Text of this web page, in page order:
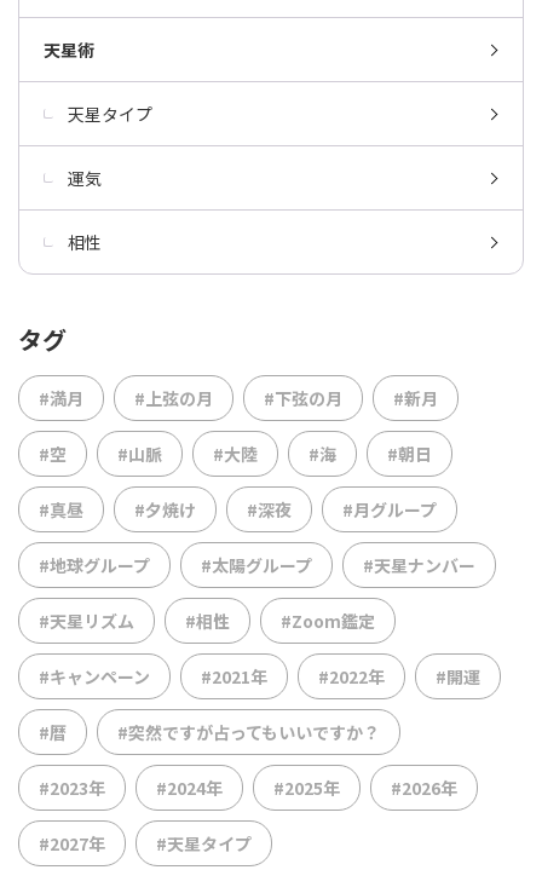
天星術
天星タイプ
運気
相性
タグ
#満月 #上弦の月 #下弦の月 #新月
#空 #山脈 #大陸 #海 #朝日
#真昼 #夕焼け #深夜 #月グループ
#地球グループ #太陽グループ #天星ナンバー
#天星リズム #相性 #Zoom鑑定
#キャンペーン #2021年 #2022年 #開運
#暦 #突然ですが占ってもいいですか？
#2023年 #2024年 #2025年 #2026年
#2027年 #天星タイプ